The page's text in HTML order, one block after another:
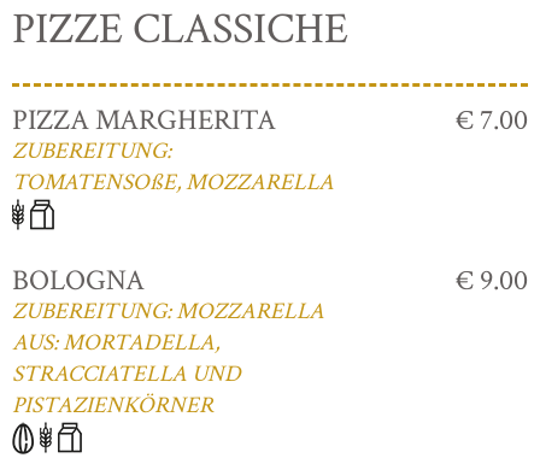
PIZZE CLASSICHE
PIZZA MARGHERITA
ZUBEREITUNG:
TOMATENSOßE, MOZZARELLA
€ 7.00
BOLOGNA
ZUBEREITUNG: MOZZARELLA
AUS: MORTADELLA,
STRACCIATELLA UND
PISTAZIENKÖRNER
€ 9.00